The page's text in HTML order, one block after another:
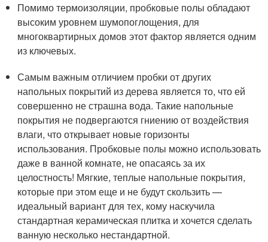
Помимо термоизоляции, пробковые полы обладают
высоким уровнем шумопоглощения, для
многоквартирных домов этот фактор является одним
из ключевых.
Самым важным отличием пробки от других
напольных покрытий из дерева является то, что ей
совершенно не страшна вода. Такие напольные
покрытия не подвергаются гниению от воздействия
влаги, что открывает новые горизонты
использования. Пробковые полы можно использовать
даже в ванной комнате, не опасаясь за их
целостность! Мягкие, теплые напольные покрытия,
которые при этом еще и не будут скользить —
идеальный вариант для тех, кому наскучила
стандартная керамическая плитка и хочется сделать
ванную несколько нестандартной.